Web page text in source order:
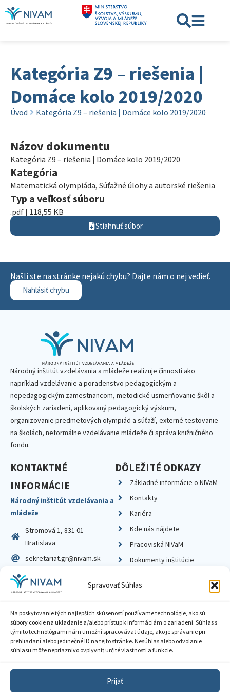
Spravovať Súhlas
Na poskytovanie tých najlepších skúseností používame technológie, ako sú
súbory cookie na ukladanie a/alebo prístup k informáciám o zariadení. Súhlas s
týmito technológiami nám umožní spracovávať údaje, ako je správanie pri
prehliadaní alebo jedinečné ID na tejto stránke. Nesúhlas alebo odvolanie
súhlasu môže nepriaznivo ovplyvniť určité vlastnosti a funkcie.
Prijať
Kategória Z9 – riešenia |
Domáce kolo 2019/2020
Úvod Kategória Z9 – riešenia | Domáce kolo 2019/2020
Názov dokumentu
Kategória Z9 – riešenia | Domáce kolo 2019/2020
Kategória
Matematická olympiáda, Súťažné úlohy a autorské riešenia
Typ a veľkosť súboru
.pdf | 118,55 KB
Stiahnuť súbor
Našli ste na stránke nejakú chybu? Dajte nám o nej vedieť.
Nahlásiť chybu
Národný inštitút vzdelávania a mládeže realizuje činnosti ako
napríklad vzdelávanie a poradenstvo pedagogickým a
nepedagogickým zamestnancom, metodické usmerňovanie škôl a
školských zariadení, aplikovaný pedagogický výskum,
organizovanie predmetových olympiád a súťaží, externé testovanie
na školách, neformálne vzdelávanie mládeže či správa knižničného
fondu.
KONTAKTNÉ
INFORMÁCIE
Národný inštitút vzdelávania a
mládeže
Stromová 1, 831 01
Bratislava
sekretariat.gr@nivam.sk
IČO: 00164348
DIČ: 2020798714
DÔLEŽITÉ ODKAZY
Základné informácie o NIVaM
Kontakty
Kariéra
Kde nás nájdete
Pracoviská NIVaM
Dokumenty inštitúcie
Zásady ochrany súkromia
Sprístupnenie informácií